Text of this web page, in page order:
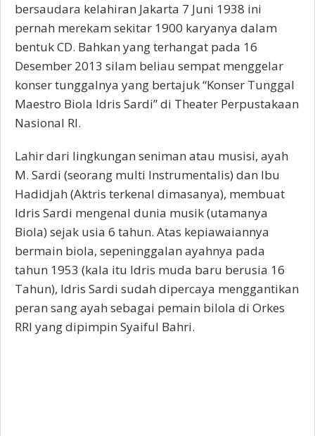
bersaudara kelahiran Jakarta 7 Juni 1938 ini
pernah merekam sekitar 1900 karyanya dalam
bentuk CD. Bahkan yang terhangat pada 16
Desember 2013 silam beliau sempat menggelar
konser tunggalnya yang bertajuk “Konser Tunggal
Maestro Biola Idris Sardi” di Theater Perpustakaan
Nasional RI.
Lahir dari lingkungan seniman atau musisi, ayah
M. Sardi (seorang multi Instrumentalis) dan Ibu
Hadidjah (Aktris terkenal dimasanya), membuat
Idris Sardi mengenal dunia musik (utamanya
Biola) sejak usia 6 tahun. Atas kepiawaiannya
bermain biola, sepeninggalan ayahnya pada
tahun 1953 (kala itu Idris muda baru berusia 16
Tahun), Idris Sardi sudah dipercaya menggantikan
peran sang ayah sebagai pemain bilola di Orkes
RRI yang dipimpin Syaiful Bahri.